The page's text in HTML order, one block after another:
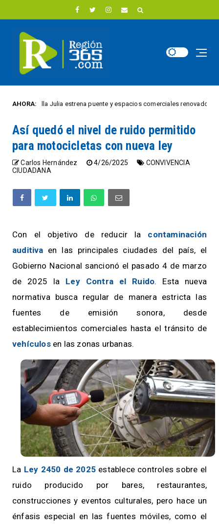
AHORA:
Villa Julia estrena puente y espacios comerciales renovados para 18
Así quedó el nivel de ruido permitido
para motocicletas con nueva ley
Carlos Hernández 4/26/2025
CONVIVENCIA
CIUDADANA
Con el objetivo de reducir la contaminación
auditiva en las principales ciudades del país, el
Gobierno Nacional sancionó el pasado 4 de marzo
de 2025 la Ley Contra el Ruido. Esta nueva
normativa busca regular de manera estricta las
fuentes de emisión sonora, desde
establecimientos comerciales hasta el tránsito de
vehículosen las zonas urbanas.
La Ley 2450 de 2025 establece controles sobre el
ruido producido por bares, restaurantes,
construcciones y eventos culturales, pero hace un
énfasis especial en las fuentes móviles, como el